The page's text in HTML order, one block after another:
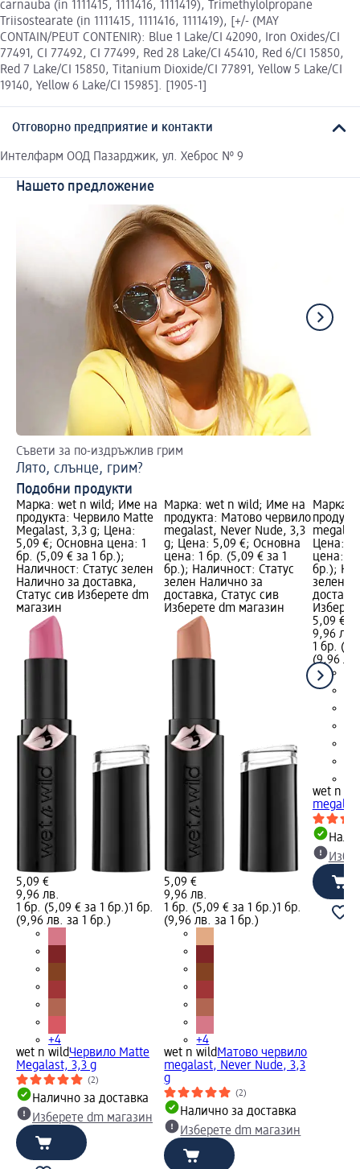
carnauba (in 1111415, 1111416, 1111419), Trimethylolpropane
Triisostearate (in 1111415, 1111416, 1111419), [+/- (MAY
CONTAIN/PEUT CONTENIR): Blue 1 Lake/CI 42090, Iron Oxides/CI
77491, CI 77492, CI 77499, Red 28 Lake/CI 45410, Red 6/CI 15850,
Red 7 Lake/CI 15850, Titanium Dioxide/CI 77891, Yellow 5 Lake/CI
19140, Yellow 6 Lake/CI 15985]. [1905-1]
Отговорно предприятие и контакти
Интелфарм ООД Пазарджик, ул. Хеброс № 9
Нашето предложение
Съвети за по-издръжлив грим
Лято, слънце, грим?
Подобни продукти
Марка: wet n wild; Име на
продукта: Червило Matte
Megalast, 3,3 g; Цена:
5,09 €; Основна цена: 1
бр. (5,09 € за 1 бр.);
Наличност: Статус зелен
Налично за доставка,
Статус сив Изберете dm
магазин
5,09 €
9,96 лв.
1 бр. (5,09 € за 1 бр.)1 бр.
(9,96 лв. за 1 бр.)
+4
wet n wildЧервило Matte
Megalast, 3,3 g
(2)
Налично за доставка
Изберете dm магазин
Марка: wet n wild; Име на
продукта: Матово червило
megalast, Never Nude, 3,3
g; Цена: 5,09 €; Основна
цена: 1 бр. (5,09 € за 1
бр.); Наличност: Статус
зелен Налично за
доставка, Статус сив
Изберете dm магазин
5,09 €
9,96 лв.
1 бр. (5,09 € за 1 бр.)1 бр.
(9,96 лв. за 1 бр.)
+4
wet n wildМатово червило
megalast, Never Nude, 3,3
g
(2)
Налично за доставка
Изберете dm магазин
Марка:
Цена:
цена: 1
бр.);
зелен
5,09 €
9,96 лв.
1 бр.
(9,96
wet n